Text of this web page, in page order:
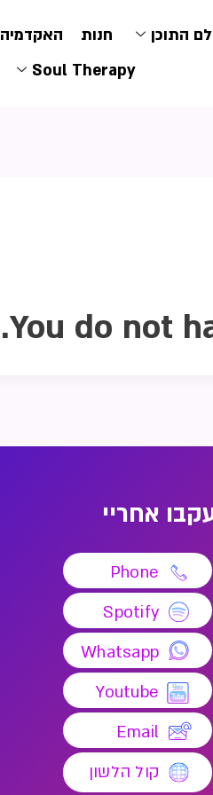
התוכן חנות האקדמיה
Soul Therapy
You do not
אחריי
Phone
Spotify
Whatsapp
Youtube
Email
קול הלשון